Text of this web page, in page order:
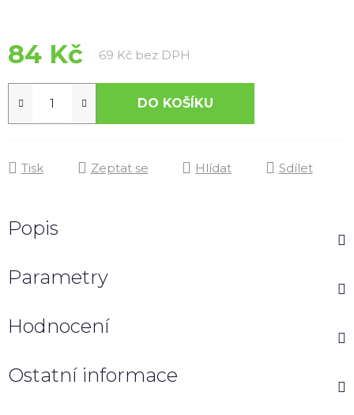
84 Kč 69 Kč bez DPH
DO KOŠÍKU
Tisk Zeptat se Hlídat Sdílet
Popis
Parametry
Hodnocení
Ostatní informace